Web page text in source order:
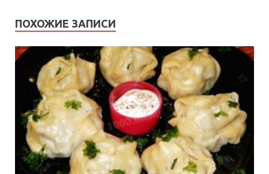
ПОХОЖИЕ ЗАПИСИ